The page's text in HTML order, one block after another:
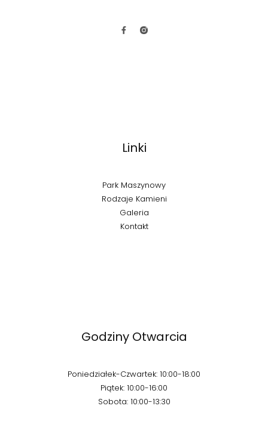
Linki
Park Maszynowy
Rodzaje Kamieni
Galeria
Kontakt
Godziny Otwarcia
Poniedziałek-Czwartek: 10:00-18:00
Piątek: 10:00-16:00
Sobota: 10:00-13:30